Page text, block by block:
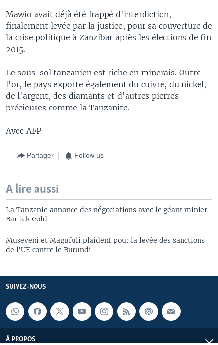
Mawio avait déjà été frappé d'interdiction,
finalement levée par la justice, pour sa couverture de
la crise politique à Zanzibar après les élections de fin
2015.
Le sous-sol tanzanien est riche en minerais. Outre
l'or, le pays exporte également du cuivre, du nickel,
de l'argent, des diamants et d'autres pierres
précieuses comme la Tanzanite.
Avec AFP
Partager Follow us
A lire aussi
La Tanzanie annonce des négociations avec le géant minier
Barrick Gold
Museveni et Magufuli plaident pour la levée des sanctions
de l'UE contre le Burundi
SUIVEZ-NOUS
À PROPOS